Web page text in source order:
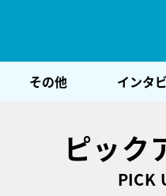
その他 インタ
ピック
PICK